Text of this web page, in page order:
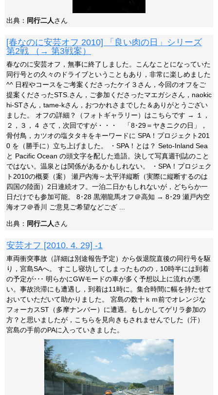
出典： 同行二人さん
[春なのに安芸オフ 2010] 「良い肉の日」シリーズ
第2戦 （→ 第3戦案）
春なのに安芸オフ，無事に終了しました。こんなことになっていた
同行号との久々のドライブということもあり，非常に楽しめました
^^ 日程やコースをご考案くださったケイ３さん，今回のオフをご
提案くださったSTS.さん，ご参加くださったマエガシさん，naokic
hi-STさん，tame-kさん，おつかれさまでした＆ありがとうござい
ました。 オフの詳細？（フォトギャラリー）はこちらです → １，
２，３，４ さて，次回ですが・・・ 「8･29＝ヤきニクの日」，
骨付鳥，カツオの塩タタキをキーワードに SPA！プロジェクト201
0 を（勝手に）立ち上げました。 ・SPA！とは？ Seto-Inland Sea
と Pacific Ocean の頭文字を配した造語。決して写真週刊誌のこと
ではない。温泉とは関係があるかもしれない。 ・SPA！プロジェク
ト2010の概要（案） 瀬戸内海～太平洋縦断（実際に縦断するのは
四国の陸面）2日連続オフ。一泊二日かもしれないが，どちらか一
日だけでも参加可能。 8･28 黒潮龍馬オフ＠高知 → 8･29 瀬戸内空
海オフ＠香川 ご意見ご希望などござ ...
出典： 同行二人さん
安芸オフ [2010. 4. 29] -1
車両衝突事故（詳細は別途報告予定）から仮退院直後の同行号を駆
り，宮島SAへ。 すこし寝坊してしまったものの，10時半には到着
の予定が･･･ 明らかにGWモードの車が多く予想以上に流れが悪
い。事故渋滞にも遭遇し，到着は11時に。集合時間に幅を持たせて
おいていただいて助かりました。 宮島の数十ｋｍ前でオレンジな
フォーカスST（多摩ナンバー）に遭遇。もしかしてゲリラ参加の
方？と思いましたが，こちらを見向きもされませんでした（汗）
宮島の手前のPAに入っていきました。